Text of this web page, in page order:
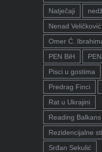
Natječaji
Nenad Veličković
Omer Ć.
PEN BiH
Pisci u gostima
Predrag Finci
Rat u Ukrajini
Reading Balkans
Rezidencijalne
Srđan Sekulić